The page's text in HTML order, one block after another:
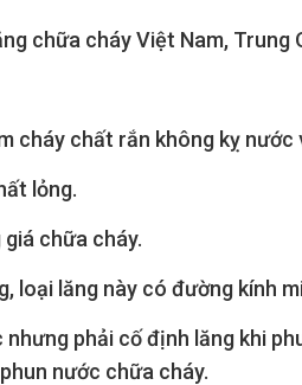
chữa cháy Việt Nam, Trung
chất rắn không kỵ
lỏng.
chữa cháy.
lăng này có đường kính
phải cố định lăng khi
nước chữa cháy.